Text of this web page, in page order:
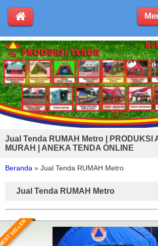
Jual Tenda RUMAH Metro | PRODUKSI
MURAH | ANEKA TENDA ONLINE
Beranda » Jual Tenda RUMAH Metro
Jual Tenda RUMAH Metro
SELLER